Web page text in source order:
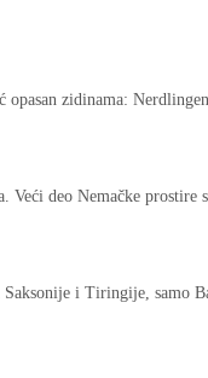
zidinama:
deo Nemačke prostire
i Tiringije, samo